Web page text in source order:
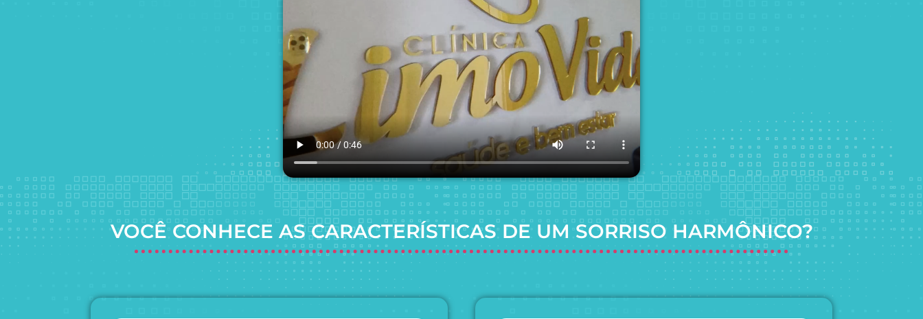
VOCÊ CONHECE AS CARACTERÍSTICAS DE UM SORRISO HARMÔNICO?